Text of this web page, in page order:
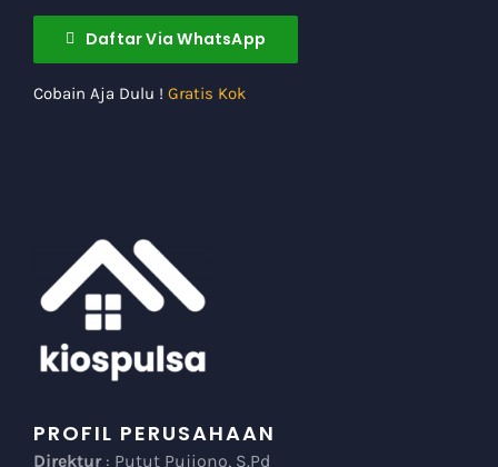
Daftar Via WhatsApp
Cobain Aja Dulu ! Gratis Kok
PROFIL PERUSAHAAN
Direktur : Putut Pujiono, S.Pd